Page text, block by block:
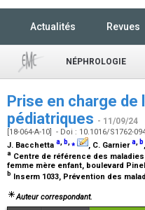
Actualités Revues
NÉPHROLOGIE
Prise en charge de
pédiatriques - 11/09/24
[18-064-A-10] - Doi : 10.1016/S1762-
J. Bacchetta a, b,⁎ , C. Garniera, b
a Centre de référence des
femme mère enfant, boulevard
b Inserm 1033, Prévention des
Auteur correspondant.